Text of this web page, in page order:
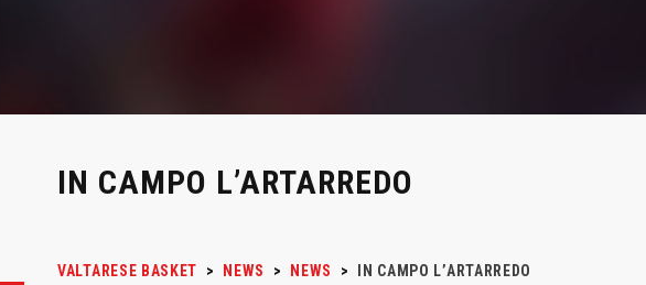
IN CAMPO L’ARTARREDO
VALTARESE BASKET > NEWS > NEWS > IN CAMPO L’ARTARREDO